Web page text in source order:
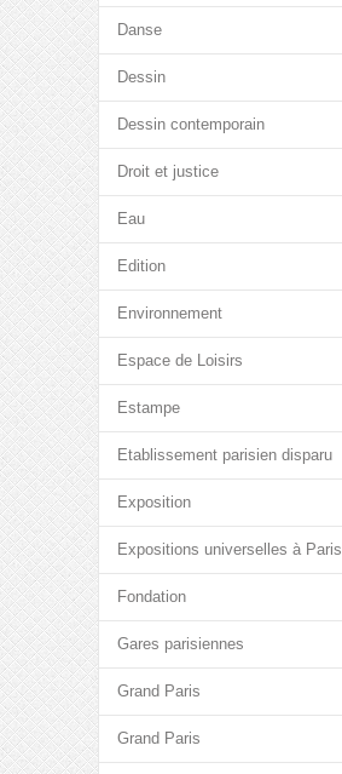
Danse
Dessin
Dessin contemporain
Droit et justice
Eau
Edition
Environnement
Espace de Loisirs
Estampe
Etablissement parisien disparu
Exposition
Expositions universelles à Paris
Fondation
Gares parisiennes
Grand Paris
Grand Paris